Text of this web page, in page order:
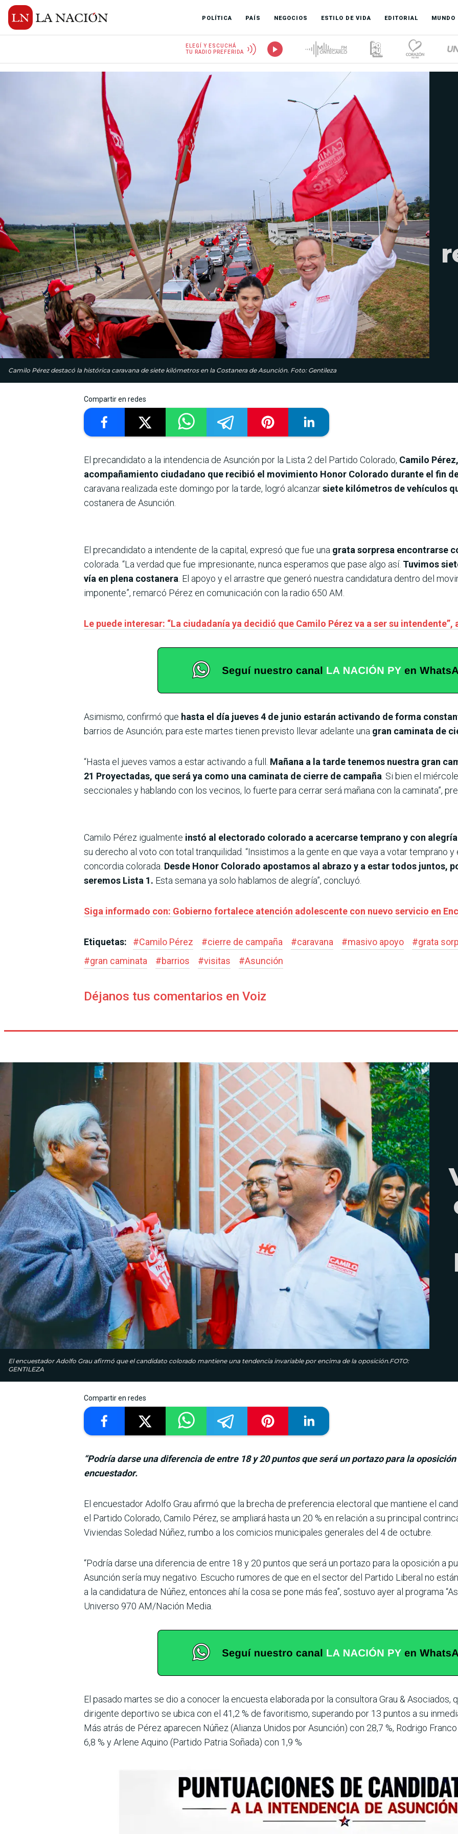
POLÍTICA PAÍS NEGOCIOS ESTILO DE VIDA EDITORIAL MUNDO
ELEGÍ Y ESCUCHÁ
TU RADIO PREFERIDA
Camilo Pérez destacó la histórica caravana de siete kilómetros en la Costanera de Asunción. Foto: Gentileza
Compartir en redes
El precandidato a la intendencia de Asunción por la Lista 2 del Partido Colorado, Camilo
acompañamiento ciudadano que recibió el movimiento Honor Colorado durante el fin
caravana realizada este domingo por la tarde, logró alcanzarsiete kilómetros de vehículos
costanera de Asunción.
El precandidato a intendente de la capital, expresó que fue una grata sorpresa encontrarse
colorada. “La verdad que fue impresionante, nunca esperamos que pase algo así. Tuvimos
vía en plena costanera . El apoyo y el arrastre que generó nuestra candidatura dentro del
imponente”, remarcó Pérez en comunicación con la radio 650 AM.
Le puede interesar: “La ciudadanía ya decidió que Camilo Pérez va a ser su
Asimismo, confirmó que hasta el día jueves 4 de junio estarán activando de forma
barrios de Asunción; para este martes tienen previsto llevar adelante una gran caminata de
“Hasta el jueves vamos a estar activando a full. Mañana a la tarde tenemos nuestra gran
21 Proyectadas, que será ya como una caminata de cierre de campaña . Si bien el
seccionales y hablando con los vecinos, lo fuerte para cerrar será mañana con la caminata”,
Camilo Pérez igualmente instó al electorado colorado a acercarse temprano y con
su derecho al voto con total tranquilidad. “Insistimos a la gente en que vaya a votar temprano
concordia colorada. Desde Honor Colorado apostamos al abrazo y a estar todos juntos,
seremos Lista 1. Esta semana ya solo hablamos de alegría”, concluyó.
Siga informado con: Gobierno fortalece atención adolescente con nuevo servicio en
Etiquetas: #Camilo Pérez #cierre de campaña #caravana #masivo apoyo #grata
#gran caminata #barrios #visitas #Asunción
Déjanos tus comentarios en Voiz
El encuestador Adolfo Grau afirmó que el candidato colorado mantiene una tendencia invariable por encima de la oposición.FOTO:
GENTILEZA
Compartir en redes
“Podría darse una diferencia de entre 18 y 20 puntos que será un portazo para la
encuestador.
El encuestador Adolfo Grau afirmó que la brecha de preferen­cia electoral que mantiene el
el Partido Colorado, Camilo Pérez, se ampliará hasta un 20 % en relación a su principal
Viviendas Soledad Núñez, rumbo a los comicios municipales generales del 4 de octubre.
“Podría darse una diferen­cia de entre 18 y 20 puntos que será un portazo para la oposición a
Asunción sería muy negativo. Escucho rumores de que en el sector del Partido Liberal no
a la candidatura de Núñez, entonces ahí la cosa se pone más fea”, sostuvo ayer al programa
Universo 970 AM/Nación Media.
El pasado martes se dio a conocer la encuesta elabo­rada por la consultora Grau & Asociados,
dirigente deportivo se ubica con el 41,2 % de favoritismo, superando por 13 puntos a su
Más atrás de Pérez apare­cen Núñez (Alianza Uni­dos por Asunción) con 28,7 %, Rodrigo
6,8 % y Arlene Aquino (Partido Patria Soñada) con 1,9 %